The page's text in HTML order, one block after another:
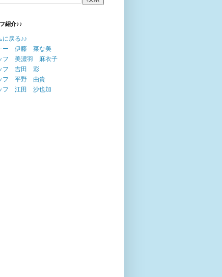
紹介♪♪
に戻る♪♪
ー 伊藤 菜な美
フ 美濃羽 麻衣子
フ 吉田 彩
フ 平野 由貴
フ 江田 沙也加